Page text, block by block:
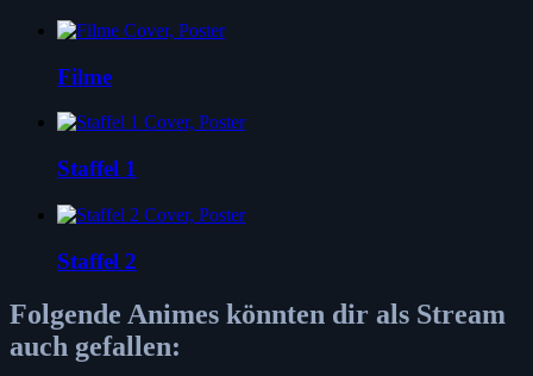
Filme
Staffel 1
Staffel 2
Folgende Animes könnten dir als Stream
auch gefallen: